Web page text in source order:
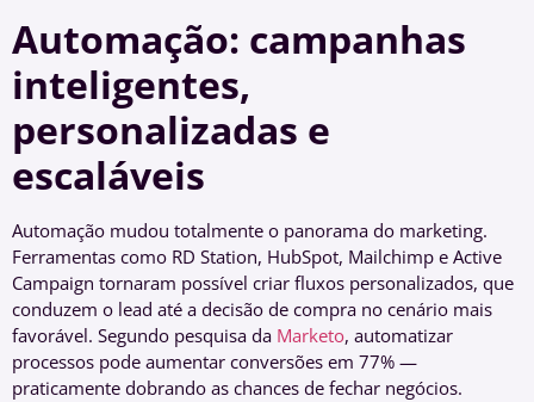
Automação: campanhas
inteligentes,
personalizadas e
escaláveis
Automação mudou totalmente o panorama do marketing.
Ferramentas como RD Station, HubSpot, Mailchimp e Active
Campaign tornaram possível criar fluxos personalizados, que
conduzem o lead até a decisão de compra no cenário mais
favorável. Segundo pesquisa da Marketo, automatizar
processos pode aumentar conversões em 77% —
praticamente dobrando as chances de fechar negócios.